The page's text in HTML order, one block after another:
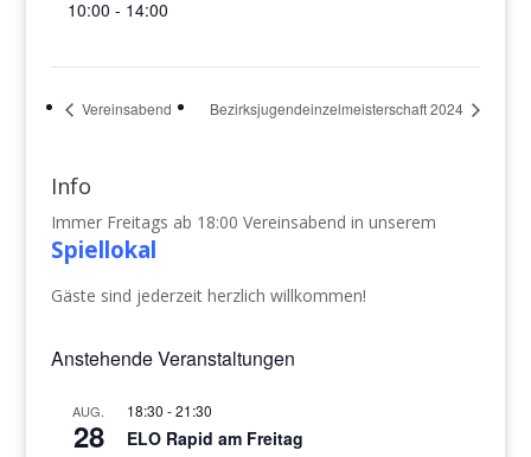
10:00 - 14:00
Vereinsabend Bezirksjugendeinzelmeisterschaft 2024
Info
Immer Freitags ab 18:00 Vereinsabend in unserem
Spiellokal
Gäste sind jederzeit herzlich willkommen!
Anstehende Veranstaltungen
AUG.
28
18:30 -21:30
ELO Rapid am Freitag